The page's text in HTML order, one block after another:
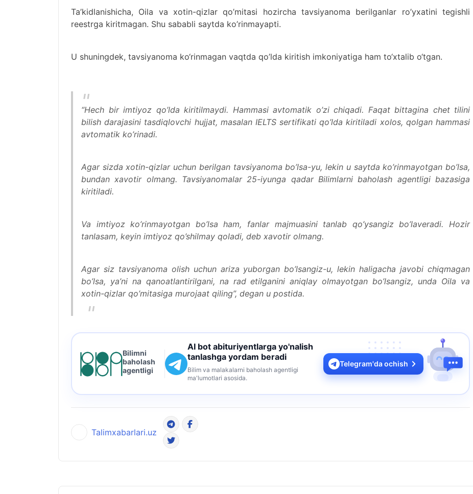
Ta’kidlanishicha, Oila va xotin-qizlar qo’mitasi hozircha tavsiyanoma berilganlar ro’yxatini tegishli
reestrga kiritmagan. Shu sababli saytda ko’rinmayapti.
U shuningdek, tavsiyanoma ko‘rinmagan vaqtda qo’lda kiritish imkoniyatiga ham to‘xtalib o‘tgan.
“Hech bir imtiyoz qo’lda kiritilmaydi. Hammasi avtomatik o’zi chiqadi. Faqat bittagina chet tilini
bilish darajasini tasdiqlovchi hujjat, masalan IELTS sertifikati qo’lda kiritiladi xolos, qolgan hammasi
avtomatik ko’rinadi.
Agar sizda xotin-qizlar uchun berilgan tavsiyanoma bo’lsa-yu, lekin u saytda ko’rinmayotgan bo’lsa,
bundan xavotir olmang. Tavsiyanomalar 25-iyunga qadar Bilimlarni baholash agentligi bazasiga
kiritiladi.
Va imtiyoz ko’rinmayotgan bo’lsa ham, fanlar majmuasini tanlab qo’ysangiz bo’laveradi. Hozir
tanlasam, keyin imtiyoz qo’shilmay qoladi, deb xavotir olmang.
Agar siz tavsiyanoma olish uchun ariza yuborgan bo’lsangiz-u, lekin haligacha javobi chiqmagan
bo’lsa, ya’ni na qanoatlantirilgani, na rad etilganini aniqlay olmayotgan bo’lsangiz, unda Oila va
xotin-qizlar qo’mitasiga murojaat qiling”, degan u postida.
Bilimni
baholash
agentligi
AI bot abituriyentlarga yo'nalish
tanlashga yordam beradi
Bilim va malakalarni baholash agentligi
ma'lumotlari asosida.
Telegram'da ochish
Talimxabarlari.uz